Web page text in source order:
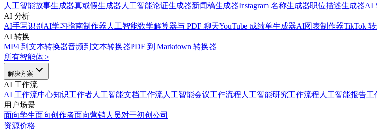
人工智能故事生成器真或假生成器 人工智能论证生成器新闻稿生成器Instagram 名称生成器职位描述生成器AI
AI 分析
AI手写识别 AI学习指南制作器 人工智能数学解算器与 PDF 聊天YouTube 成绩单生成器AI图表制作器TikTok
AI 转换
MP4 到文本转换器音频到文本转换器PDF 到 Markdown 转换器
所有智能体 >
解决方案
AI 工作流
AI 工作流中心知识工作者人工智能文档工作流人工智能会议工作流程人工智能研究工作流程人工智能报告工
用户场景
面向学生面向创作者面向营销人员对于初创公司
资源价格